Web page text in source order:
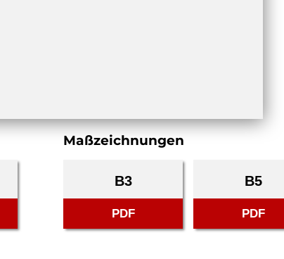
Maßzeichnungen
B3
PDF
B5
PDF